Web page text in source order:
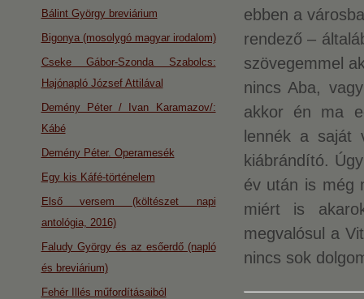
ebben a
rendező –
szövegemmel
nincs Aba,
akkor én ma
lennék a saját
kiábrándító.
év után is még
miért is
megvalósul a
nincs sok
Bálint György breviárium
Bigonya (mosolygó magyar irodalom)
Cseke Gábor-Szonda Szabolcs:
Hajónapló József Attilával
Demény Péter / Ivan Karamazov/:
Kábé
Demény Péter. Operamesék
Egy kis Káfé-történelem
Első versem (költészet napi
antológia, 2016)
Faludy György és az esőerdő (napló
és breviárium)
Fehér Illés műfordításaiból